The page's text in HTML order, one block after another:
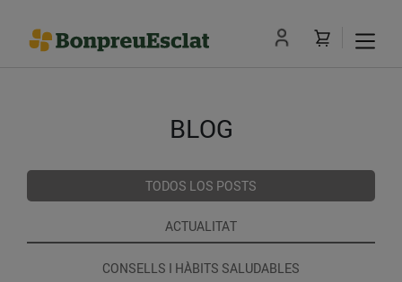
BLOG
TODOS LOS POSTS
ACTUALITAT
CONSELLS I HÀBITS SALUDABLES